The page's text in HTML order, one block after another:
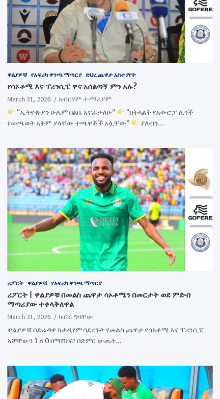
ዋልያዎቹ የአፍሪካ ዋንጫ ማጣርያ ድህረ ጨዋታ አስተያየት
የሳኦቶሜ እና ፕሪንሲፔ ዋና አሰልጣኝ ምን አሉ?
March 31, 2026
አብርሃም ተ-ማሪያም
“ኢትዮጵያን ሁሌም በልቤ አኖራታለሁ”
“በትላልቅ የአውሮፓ ሊጎች
የመጫወት አቅም ያላቸው ተጫዋቾች አሏቸው”
ያለብን…
ሪፖርት ዋልያዎቹ የአፍሪካ ዋንጫ ማጣርያ
ሪፖርት | ዋልያዎቹ በመልስ ጨዋታ ሳኦቶሜን በመርታት ወደ ምድብ
ማጣሪያው ተቀላቅለዋል
March 31, 2026
ክብሩ ግዛቸው
ዋልያዎቹ በድሬዳዋ ስታዲየም ባደረጉት የመልስ ጨዋታ የሳኦቶሜ እና ፕሪንሲፔ
አቻቸውን 1 ለ 0 በማሸነፍ፣ በድምር ውጤት…